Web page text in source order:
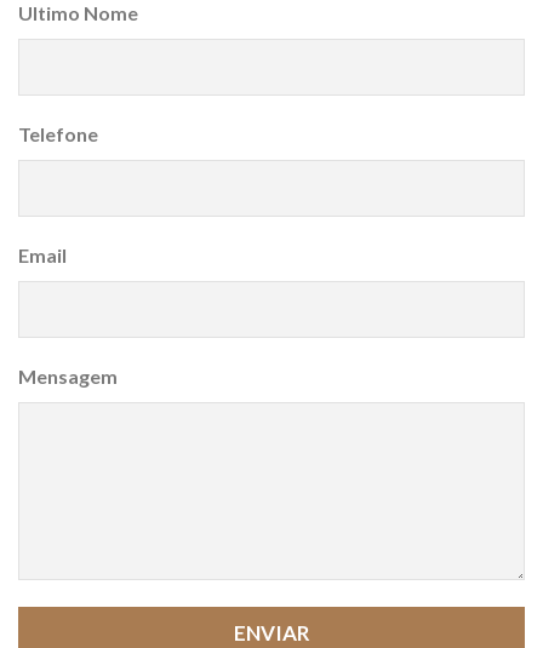
Ultimo Nome
Telefone
Email
Mensagem
ENVIAR